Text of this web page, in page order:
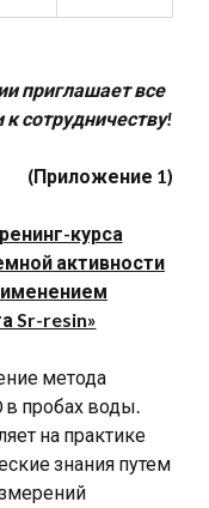
приглашает все
сотрудничеству!
(Приложение 1)
курса
активности
Sr-resin»
метода
в пробах воды.
на практике
знания путем